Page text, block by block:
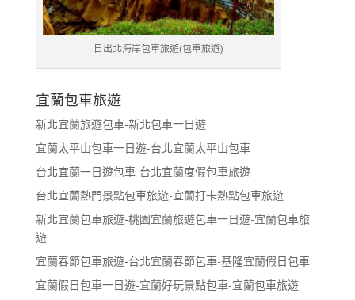
日出北海岸包車旅遊(包車旅遊)
宜蘭包車旅遊
新北宜蘭旅遊包車-新北包車一日遊
宜蘭太平山包車一日遊-台北宜蘭太平山包車
台北宜蘭一日遊包車-台北宜蘭度假包車旅遊
台北宜蘭熱門景點包車旅遊-宜蘭打卡熱點包車旅遊
新北宜蘭包車旅遊-桃園宜蘭旅遊包車一日遊-宜蘭包車旅
遊
宜蘭春節包車旅遊-台北宜蘭春節包車-基隆宜蘭假日包車
宜蘭假日包車一日遊-宜蘭好玩景點包車-宜蘭包車旅遊